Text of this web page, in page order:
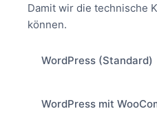
Damit wir die technische
können.
WordPress (Standard)
WordPress mit